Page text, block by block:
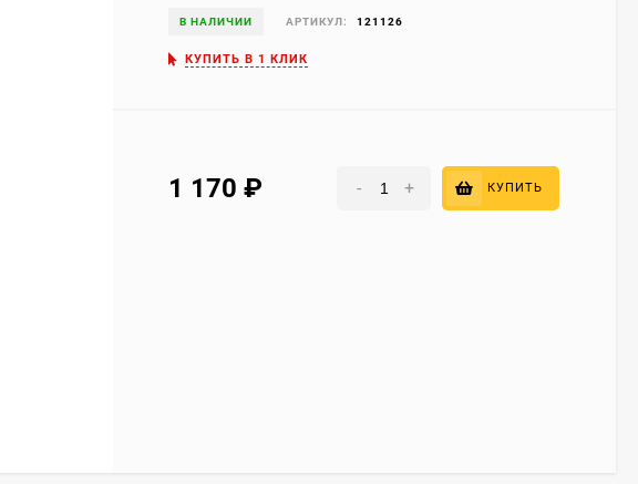
В НАЛИЧИИ АРТИКУЛ: 121126
КУПИТЬ В 1 КЛИК
1 170 - + КУПИТЬ